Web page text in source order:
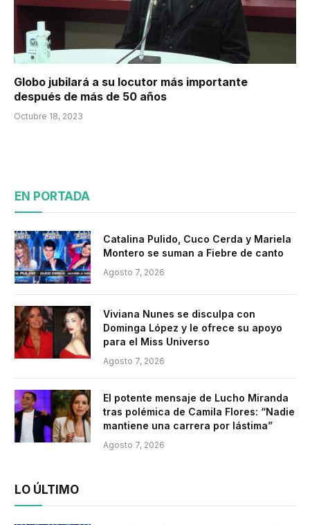
Globo jubilará a su locutor más importante
después de más de 50 años
Octubre 18, 2023
EN PORTADA
Catalina Pulido, Cuco Cerda y Mariela
Montero se suman a Fiebre de canto
Agosto 7, 2026
Viviana Nunes se disculpa con
Dominga López y le ofrece su apoyo
para el Miss Universo
Agosto 7, 2026
El potente mensaje de Lucho Miranda
tras polémica de Camila Flores: “Nadie
mantiene una carrera por lástima”
Agosto 7, 2026
LO ÚLTIMO